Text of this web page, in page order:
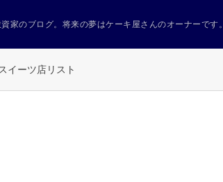
家のブログ。将来の夢はケーキ屋さんのオーナーです。
イーツ店リスト